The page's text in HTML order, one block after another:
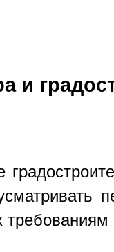
и